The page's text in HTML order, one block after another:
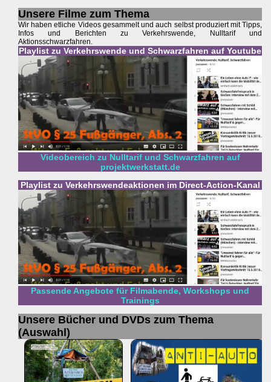
Unsere Filme zum Thema
Wir haben etliche Videos gesammelt und auch selbst produziert mit Tipps,
Infos und Berichten zu Verkehrswende, Nulltarif und
Aktionsschwarzfahren.
Playlist zu Verkehrswende und Schwarzfahren auf Youtube
Videobereich zu Nulltarif und Schwarzfahren auf
projektwerkstatt.de
Playlist zu Verkehrswendeaktionen im Direct-Action-Kanal
Passende Angebote für Filmabende, Workshops und
Trainings
Unsere Bücher und DVDs zum Thema
(Auswahl)